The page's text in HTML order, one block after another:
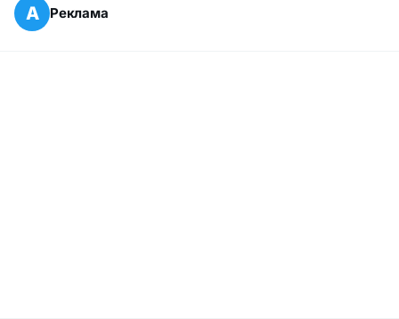
А Реклама